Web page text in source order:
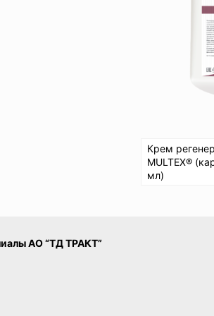
Крем
MULTEX®
мл)
АО “ТД ТРАКТ”